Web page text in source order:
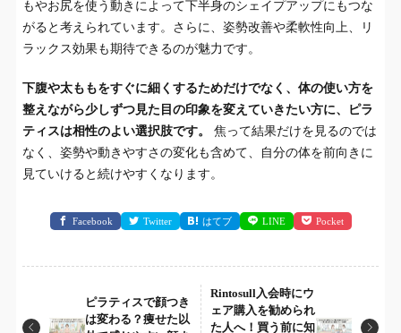
もやお尻を使う動きによって下半身のシェイプアップにもつな
がると考えられています。さらに、姿勢改善や柔軟性向上、リ
ラックス効果も期待できるのが魅力です。
下腹や太ももをすぐに細くするためだけでなく、体の使い方を
整えながら少しずつ見た目の印象を変えていきたい方に、ピラ
ティスは相性のよい選択肢です。
焦って結果だけを見るのでは
なく、姿勢や動きやすさの変化も含めて、自分の体を前向きに
見ていけると続けやすくなります。
Facebook Twitter はてブ LINE Pocket
ピラティスで顔つき
は変わる？痩せた以
Rintosull入会時にウ
ェア購入を勧められ
た人へ！買う前に知